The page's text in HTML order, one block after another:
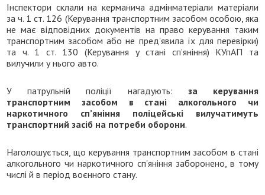
Інспектори склали на керманича адмінматеріали матеріали
за ч. 1 ст. 126 (Керування транспортним засобом особою, яка
не має відповідних документів на право керування таким
транспортним засобом або не пред'явила їх для перевірки)
та ч. 1 ст. 130 (Керування у стані сп’яніння) КУпАП та
вилучили у нього авто.
У патрульній поліції нагадують: за керування
транспортним засобом в стані алкогольного чи
наркотичного сп’яніння поліцейські вилучатимуть
транспортний засіб на потреби оборони.
Наголошується, що керування транспортним засобом в стані
алкогольного чи наркотичного сп'яніння заборонено, в тому
числі й в період воєнного стану.